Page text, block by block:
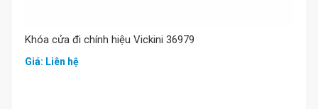
Khóa cửa đi chính hiệu Vickini 36979
Giá: Liên hệ